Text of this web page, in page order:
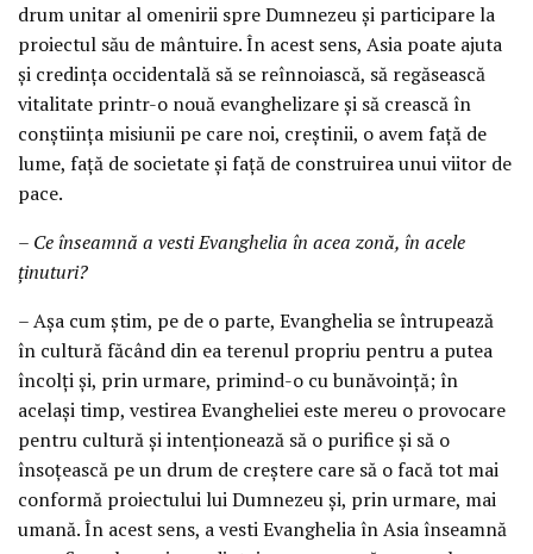
drum unitar al omenirii spre Dumnezeu și participare la
proiectul său de mântuire. În acest sens, Asia poate ajuta
și credința occidentală să se reînnoiască, să regăsească
vitalitate printr-o nouă evanghelizare și să crească în
conștiința misiunii pe care noi, creștinii, o avem față de
lume, față de societate și față de construirea unui viitor de
pace.
– Ce înseamnă a vesti Evanghelia în acea zonă, în acele
ținuturi?
– Așa cum știm, pe de o parte, Evanghelia se întrupează
în cultură făcând din ea terenul propriu pentru a putea
încolți și, prin urmare, primind-o cu bunăvoință; în
același timp, vestirea Evangheliei este mereu o provocare
pentru cultură și intenționează să o purifice și să o
însoțească pe un drum de creștere care să o facă tot mai
conformă proiectului lui Dumnezeu și, prin urmare, mai
umană. În acest sens, a vesti Evanghelia în Asia înseamnă